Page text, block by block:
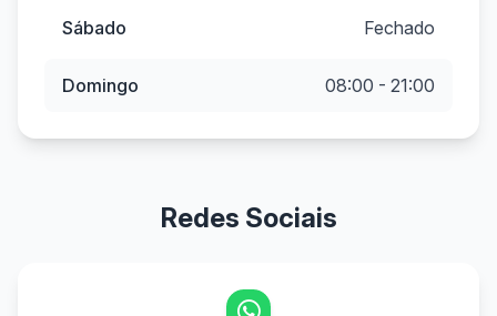
Sábado Fechado
Domingo 08:00 - 21:00
Redes Sociais